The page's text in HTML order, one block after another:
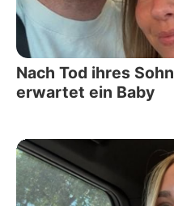
Nach Tod ihres
erwartet ein Baby